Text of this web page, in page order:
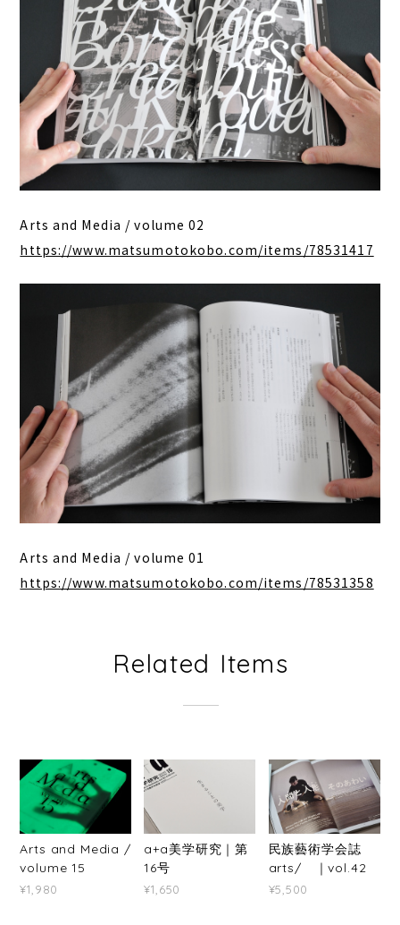
Arts and Media / volume 02
https://www.matsumotokobo.com/items/78531417
Arts and Media / volume 01
https://www.matsumotokobo.com/items/78531358
Related Items
Arts and Media /
volume 15
¥1,980
a+a美学研究｜第
16号
¥1,650
民族藝術学会誌
arts/ ｜vol.42
¥5,500